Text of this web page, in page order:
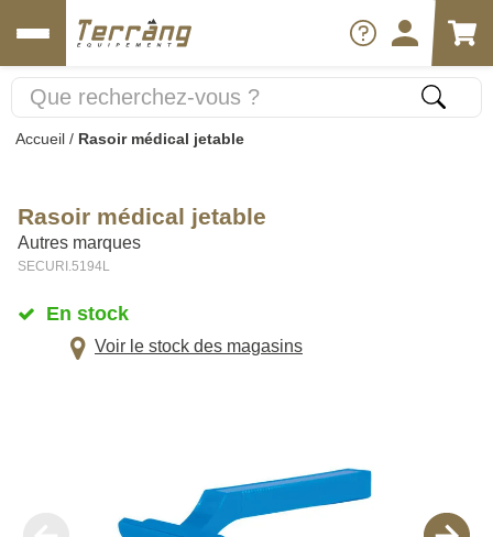
Accueil / Rasoir médical jetable
Rasoir médical jetable
Autres marques
SECURI.5194L
En stock
Voir le stock des magasins